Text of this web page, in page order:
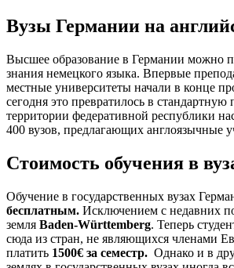
Вузы Германии на
Высшее образование в Германии можно
знания немецкого языка. Впервые
местные университеты начали в конце
сегодня это превратилось в стандартную
территории федеративной республики
400 вузов, предлагающих англоязычные
Стоимость обучения в
Обучение в государственных вузах
бесплатным. Исключением с недавних
земля Baden-Württemberg. Теперь
сюда из стран, не являющихся членами
платить 1500€ за семестр. Однако и в